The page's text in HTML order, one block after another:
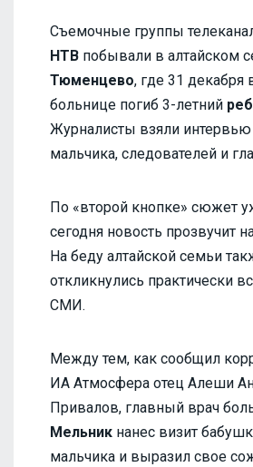
Съемочные группы
НТВ побывали в алтайском
Тюменцево, где 31 декабря
больнице погиб 3-летний
Журналисты взяли интервью
мальчика, следователей и
По «второй кнопке» сюжет
сегодня новость прозвучит
На беду алтайской семьи
откликнулись практически
СМИ.
Между тем, как сообщил
ИА Атмосфера отец Алеши
Привалов, главный врач
Мельник нанес визит
мальчика и выразил свое